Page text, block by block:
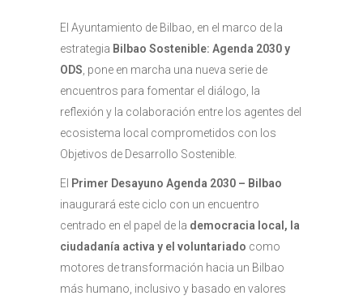
El Ayuntamiento de Bilbao, en el marco de la
estrategia Bilbao Sostenible: Agenda 2030 y
ODS , pone en marcha una nueva serie de
encuentros para fomentar el diálogo, la
reflexión y la colaboración entre los agentes del
ecosistema local comprometidos con los
Objetivos de Desarrollo Sostenible.
El Primer Desayuno Agenda 2030 – Bilbao
inaugurará este ciclo con un encuentro
centrado en el papel de la democracia local, la
ciudadanía activa y el voluntariado como
motores de transformación hacia un Bilbao
más humano, inclusivo y basado en valores